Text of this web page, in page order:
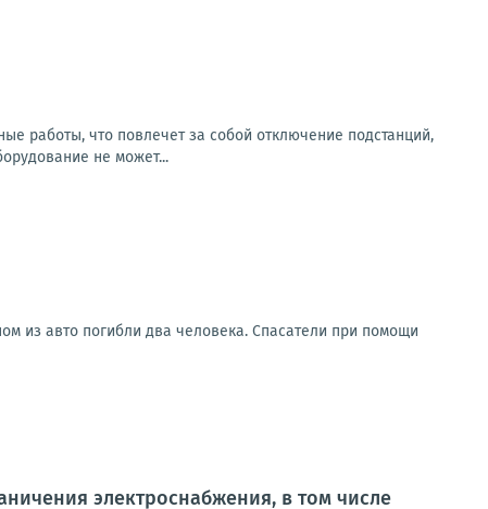
работы, что повлечет за собой отключение подстанций,
не может...
из авто погибли два человека. Спасатели при помощи
электроснабжения, в том числе